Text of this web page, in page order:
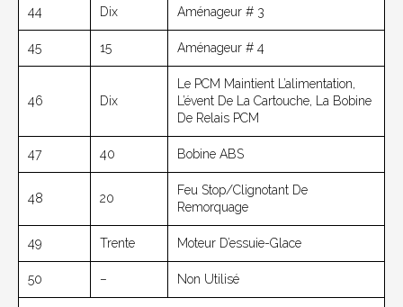
44 Dix Aménageur # 3
45 15 Aménageur # 4
46 Dix
Le PCM Maintient L’alimentation,
L’évent De La Cartouche, La Bobine
De Relais PCM
47 40 Bobine ABS
48 20
Feu Stop/clignotant De
Remorquage
49 Trente Moteur D’essuie-Glace
50 – Non Utilisé